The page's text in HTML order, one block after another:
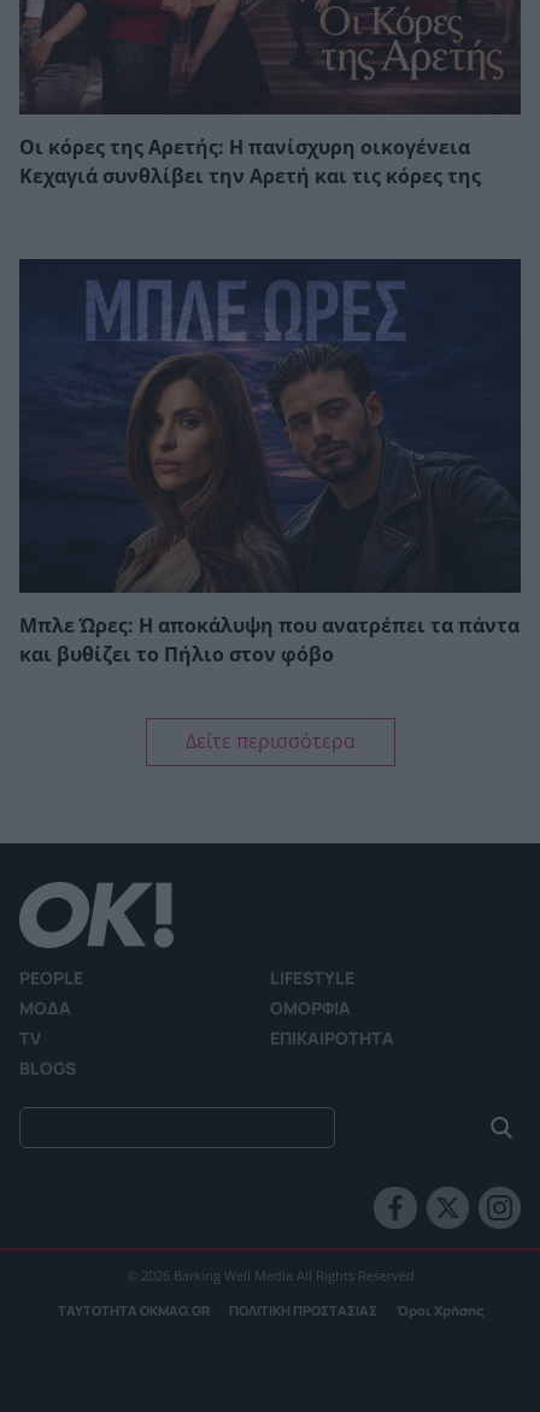
Οι κόρες της Αρετής: Η πανίσχυρη οικογένεια
Κεχαγιά συνθλίβει την Αρετή και τις κόρες της
Μπλε Ώρες: Η αποκάλυψη που ανατρέπει τα πάντα
και βυθίζει το Πήλιο στον φόβο
Δείτε περισσότερα
PEOPLE
LIFESTYLE
ΜΟΔΑ
ΟΜΟΡΦΙΑ
TV
ΕΠΙΚΑΙΡΟΤΗΤΑ
BLOGS
© 2026 Barking Well Media All Rights Reserved
ΤΑΥΤΟΤΗΤΑ OKMAG.GR ΠΟΛΙΤΙΚΗ ΠΡΟΣΤΑΣΙΑΣ Όροι Χρήσης